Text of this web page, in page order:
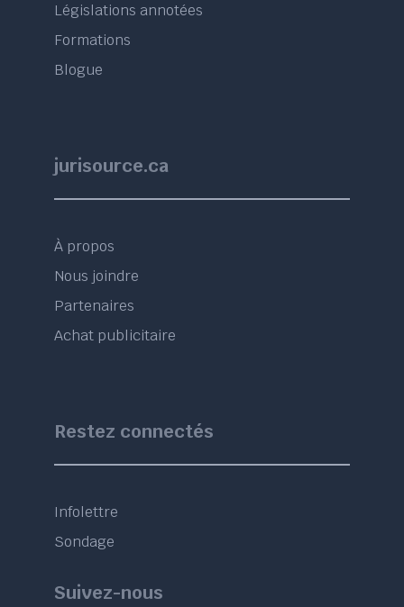
Législations annotées
Formations
Blogue
jurisource.ca
À propos
Nous joindre
Partenaires
Achat publicitaire
Restez connectés
Infolettre
Sondage
Suivez-nous